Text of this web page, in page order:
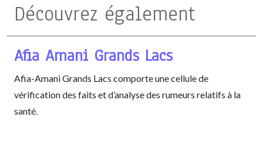
Découvrez également
Afia Amani Grands Lacs
Afia-Amani Grands Lacs comporte une cellule de
vérification des faits et d’analyse des rumeurs relatifs à la
santé.